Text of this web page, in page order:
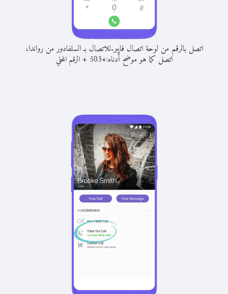
اتصل بالرقم من لوحة اتصال فايبر.للاتصال بـ السلفادور من رواندا،
اتصل كما هو موضح أدناه:+
503
+الرقم المحلي